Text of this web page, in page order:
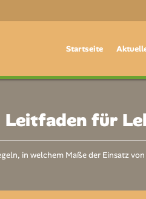
Startseite
Leitfaden für
in welchem Maße der Einsatz